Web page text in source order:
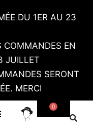
DU 1ER AU 23
COMMANDES EN
JUILLET
SERONT
MERCI
0